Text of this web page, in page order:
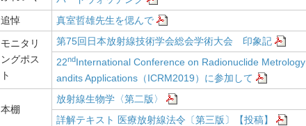
追悼
真室哲雄先生を偲んで
モニタリ
ングポス
ト
第75回日本放射線技術学会総会学術大会 印象記
22ndInternational Conference on Radionuclide Metrology
andits Applications（ICRM2019）に参加して
本棚
放射線生物学〈第二版〉
詳解テキスト 医療放射線法令〔第三版〕【投稿】